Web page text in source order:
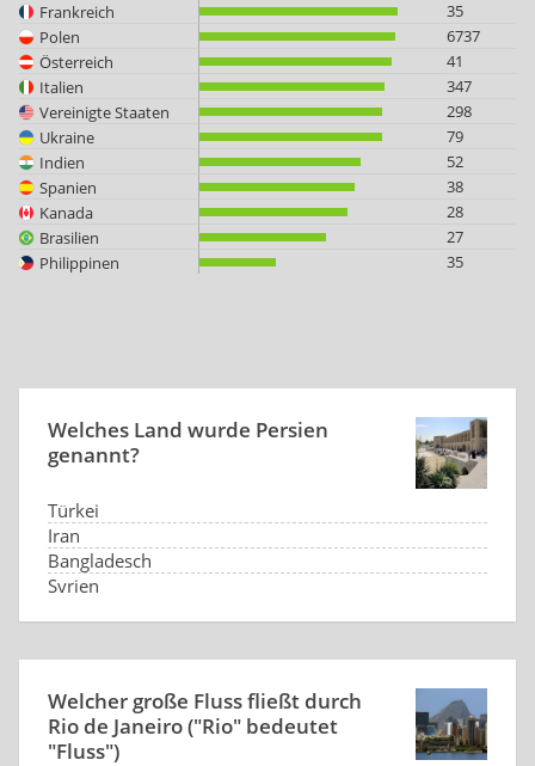
Frankreich
35
Polen
6737
Österreich
41
Italien
347
Vereinigte Staaten
298
Ukraine
79
Indien
52
Spanien
38
Kanada
28
Brasilien
27
Philippinen
35
Welches Land wurde Persien
genannt?
Türkei
Iran
Bangladesch
Syrien
Welcher große Fluss fließt durch
Rio de Janeiro ("Rio" bedeutet
"Fluss")